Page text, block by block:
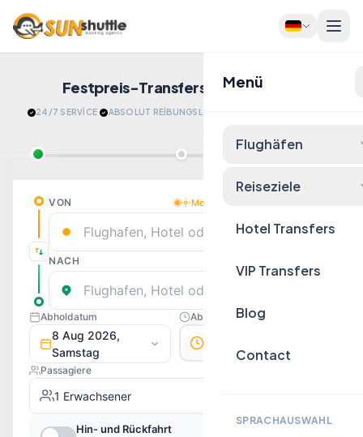
Menü
Flughäfen
Reiseziele
Hotel Transfers
VIP Transfers
Blog
Contact
SPRACHAUSWAHL
Festpreis-Transfers Jetzt Buchen!
24/7 SERVİCE · ABSOLUT REİBUNGSLOS